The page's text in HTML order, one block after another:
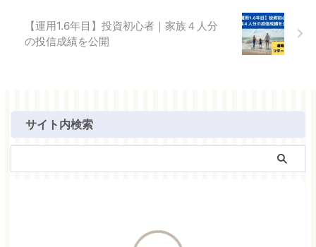
【運用1.6年目】投資初心者｜家族４人分
の投信成績を公開
サイト内検索